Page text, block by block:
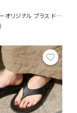
[ウーフォス]ウーオリジナル プラス ドリフトウッド
お気